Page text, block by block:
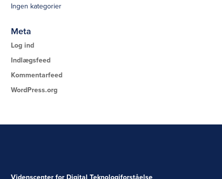
Ingen kategorier
Meta
Log ind
Indlægsfeed
Kommentarfeed
WordPress.org